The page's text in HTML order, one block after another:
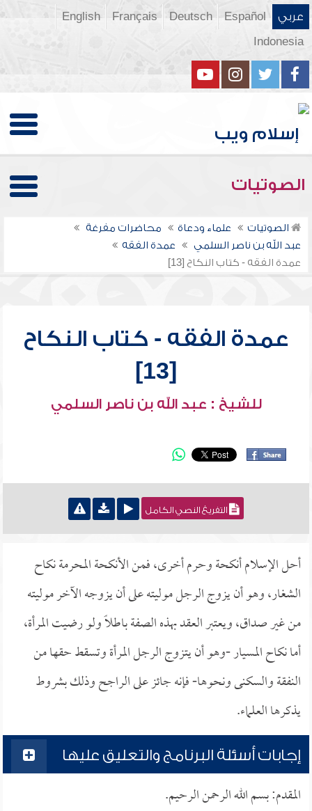
عربي Español
Deutsch
Français
English
Indonesia
الصوتيات
الصوتيات علماء ودعاة
محاضرات مفرغة
عبد الله بن ناصر السلمي
عمدة الفقه
عمدة الفقه - كتاب النكاح [13]
عمدة الفقه - كتاب النكاح
[13]
للشيخ : عبد الله بن ناصر السلمي
التفريغ النصي الكامل
أحل الإسلام أنكحة وحرم أخرى، فمن الأنكحة المحرمة نكاح
الشغار، وهو أن يزوج الرجل موليته على أن يزوجه الآخر موليته
من غير صداق، ويعتبر العقد بهذه الصفة باطلاً ولو رضيت المرأة،
أما نكاح المسيار -وهو أن يتزوج الرجل المرأة وتسقط حقها من
النفقة والسكنى ونحوها- فإنه جائز على الراجح وذلك بشروط
يذكرها العلماء.
إجابات أسئلة البرنامج والتعليق عليها
المقدم: بسم الله الرحمن الرحيم.